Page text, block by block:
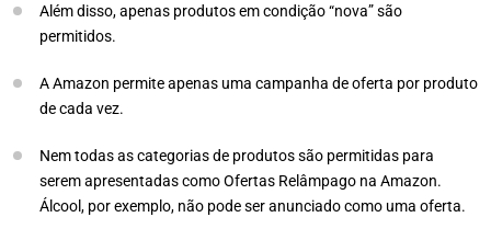
Além disso, apenas produtos em condição “nova” são
permitidos.
A Amazon permite apenas uma campanha de oferta por produto
de cada vez.
Nem todas as categorias de produtos são permitidas para
serem apresentadas como Ofertas Relâmpago na Amazon.
Álcool, por exemplo, não pode ser anunciado como uma oferta.